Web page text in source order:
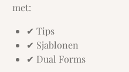
met:
✔ Tips
✔ Sjablonen
✔ Dual Forms